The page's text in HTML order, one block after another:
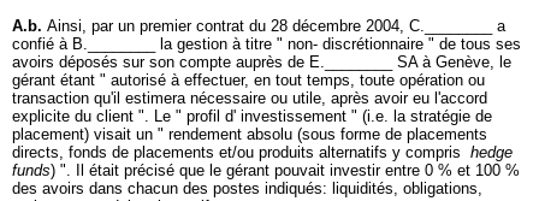
A.b. Ainsi, par un premier contrat du 28 décembre 2004, C.________ a
confié à B.________ la gestion à titre " non- discrétionnaire " de tous ses
avoirs déposés sur son compte auprès de E.________ SA à Genève, le
gérant étant " autorisé à effectuer, en tout temps, toute opération ou
transaction qu'il estimera nécessaire ou utile, après avoir eu l'accord
explicite du client ". Le " profil d' investissement " (i.e. la stratégie de
placement) visait un " rendement absolu (sous forme de placements
directs, fonds de placements et/ou produits alternatifs y compris hedge
funds) ". Il était précisé que le gérant pouvait investir entre 0 % et 100 %
des avoirs dans chacun des postes indiqués: liquidités, obligations,